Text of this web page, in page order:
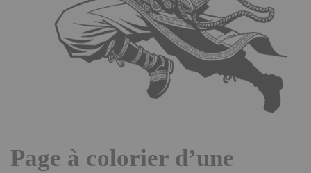
Page à colorier d’une